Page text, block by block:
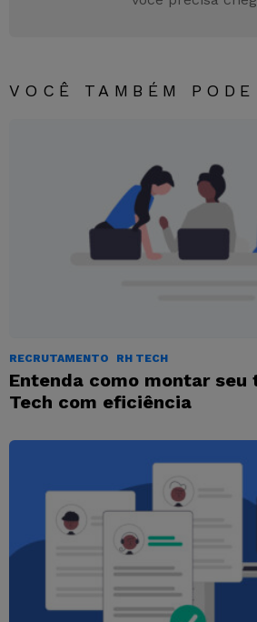
VOCÊ TAMBÉM PODE
RECRUTAMENTO RH TECH
Entenda como montar seu
Tech com eficiência